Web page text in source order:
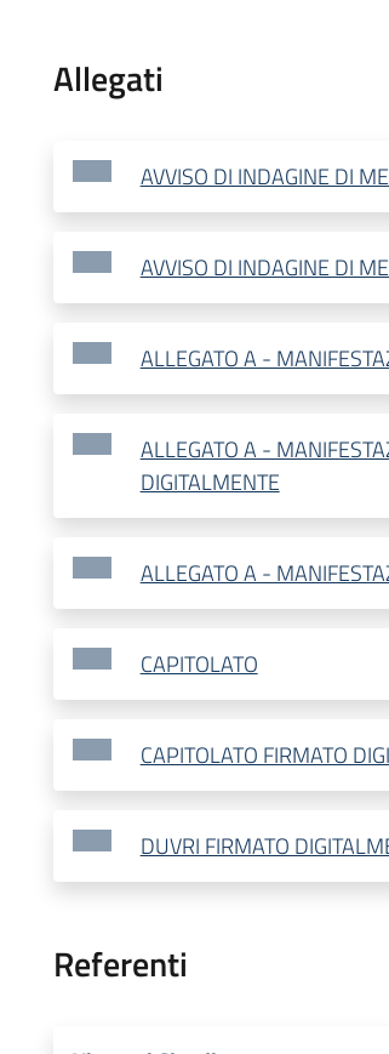
Allegati
AVVISO DI INDAGINE DI
AVVISO DI INDAGINE DI
ALLEGATO A -
ALLEGATO A -
DIGITALMENTE
ALLEGATO A -
CAPITOLATO
CAPITOLATO FIRMATO
DUVRI FIRMATO
Referenti